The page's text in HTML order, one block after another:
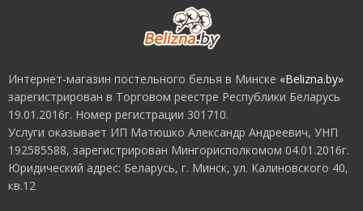
Интернет-магазин постельного белья в Минске «Belizna.by»
зарегистрирован в Торговом реестре Республики Беларусь
19.01.2016г. Номер регистрации 301710.
Услуги оказывает ИП Мaтюшкo Александр Андреевич, УНП
192585588, зарегистрирован Мингорисполкомом 04.01.2016г.
Юридический адрес: Беларусь, г. Минск, ул. Калиновского 40,
кв.12